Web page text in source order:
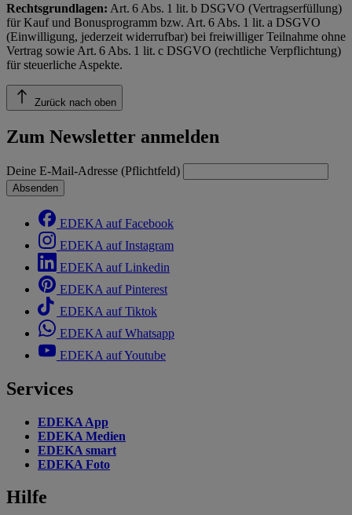
Rechtsgrundlagen: Art. 6 Abs. 1 lit. b DSGVO (Vertragserfüllung)
für Kauf und Bonusprogramm bzw. Art. 6 Abs. 1 lit. a DSGVO
(Einwilligung, jederzeit widerrufbar) bei freiwilliger Teilnahme ohne
Vertrag sowie Art. 6 Abs. 1 lit. c DSGVO (rechtliche Verpflichtung)
für steuerliche Aspekte.
Zurück nach oben
Zum Newsletter anmelden
Deine E-Mail-Adresse (Pflichtfeld)
Absenden
EDEKA auf Facebook
EDEKA auf Instagram
EDEKA auf Linkedin
EDEKA auf Pinterest
EDEKA auf Tiktok
EDEKA auf Whatsapp
EDEKA auf Youtube
Services
EDEKA App
EDEKA Medien
EDEKA smart
EDEKA Foto
Hilfe